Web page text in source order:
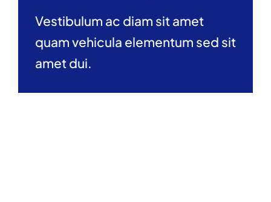
Vestibulum ac diam sit amet
quam vehicula elementum sed sit
amet dui.